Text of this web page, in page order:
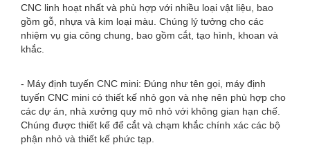
CNC linh hoạt nhất và phù hợp với nhiều loại vật liệu, bao
gồm gỗ, nhựa và kim loại màu. Chúng lý tưởng cho các
nhiệm vụ gia công chung, bao gồm cắt, tạo hình, khoan và
khắc.
- Máy định tuyến CNC mini: Đúng như tên gọi, máy định
tuyến CNC mini có thiết kế nhỏ gọn và nhẹ nên phù hợp cho
các dự án, nhà xưởng quy mô nhỏ với không gian hạn chế.
Chúng được thiết kế để cắt và chạm khắc chính xác các bộ
phận nhỏ và thiết kế phức tạp.